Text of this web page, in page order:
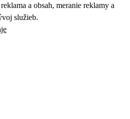
a obsah, meranie reklamy a
služieb.